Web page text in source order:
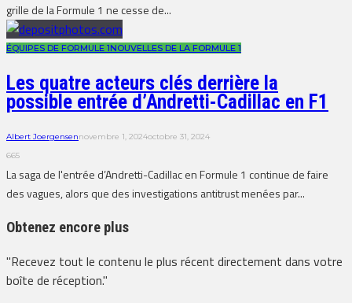
grille de la Formule 1 ne cesse de...
ÉQUIPES DE FORMULE 1NOUVELLES DE LA FORMULE 1
Les quatre acteurs clés derrière la
possible entrée d’Andretti-Cadillac en F1
Albert Joergensennovembre 1, 2024octobre 31, 2024
665
La saga de l'entrée d’Andretti-Cadillac en Formule 1 continue de faire
des vagues, alors que des investigations antitrust menées par...
Obtenez encore plus
"Recevez tout le contenu le plus récent directement dans votre
boîte de réception."